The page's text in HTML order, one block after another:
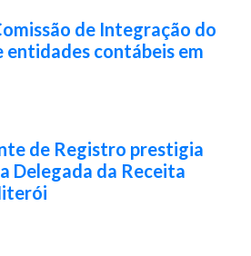
de Integração do
entidades contábeis em
de Registro prestigia
Delegada da Receita